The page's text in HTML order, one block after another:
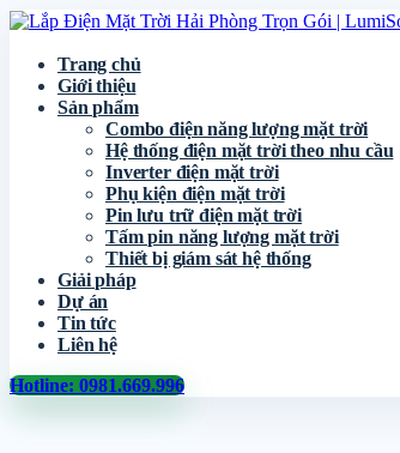
Trang chủ
Giới thiệu
Sản phẩm
Combo điện năng lượng mặt trời
Hệ thống điện mặt trời theo nhu cầu
Inverter điện mặt trời
Phụ kiện điện mặt trời
Pin lưu trữ điện mặt trời
Tấm pin năng lượng mặt trời
Thiết bị giám sát hệ thống
Giải pháp
Dự án
Tin tức
Liên hệ
Hotline: 0981.669.996